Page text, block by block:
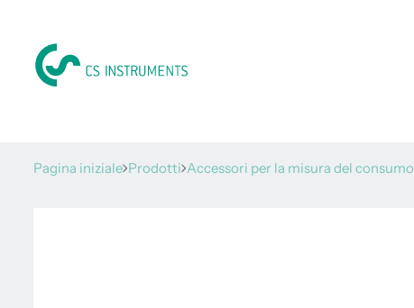
Pagina iniziale Prodotti Accessori per la misura del consumo